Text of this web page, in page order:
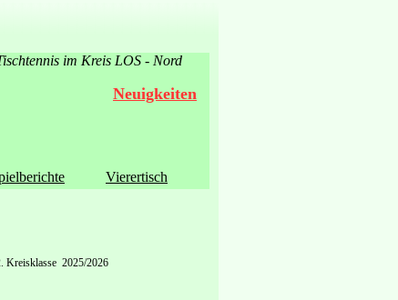
im Kreis LOS - Nord
Vierertisch
Neuigkeiten
Kreisklasse 2025/2026